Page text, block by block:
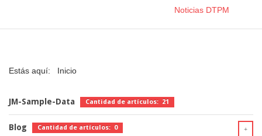
Noticias DTPM
Estás aquí: Inicio
JM-Sample-Data Cantidad de artículos: 21
Blog Cantidad de artículos: 0